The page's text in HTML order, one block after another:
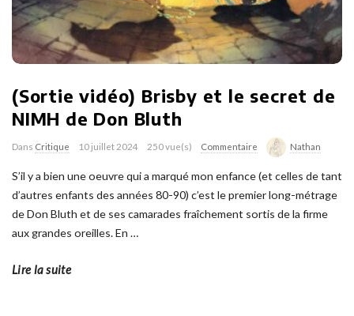
(Sortie vidéo) Brisby et le secret de
NIMH de Don Bluth
Dans Critique 10 juillet 2024 250 vue(s) Commentaire Nathan
S’il y a bien une oeuvre qui a marqué mon enfance (et celles de tant
d’autres enfants des années 80-90) c’est le premier long-métrage
de Don Bluth et de ses camarades fraîchement sortis de la firme
aux grandes oreilles. En …
Lire la suite